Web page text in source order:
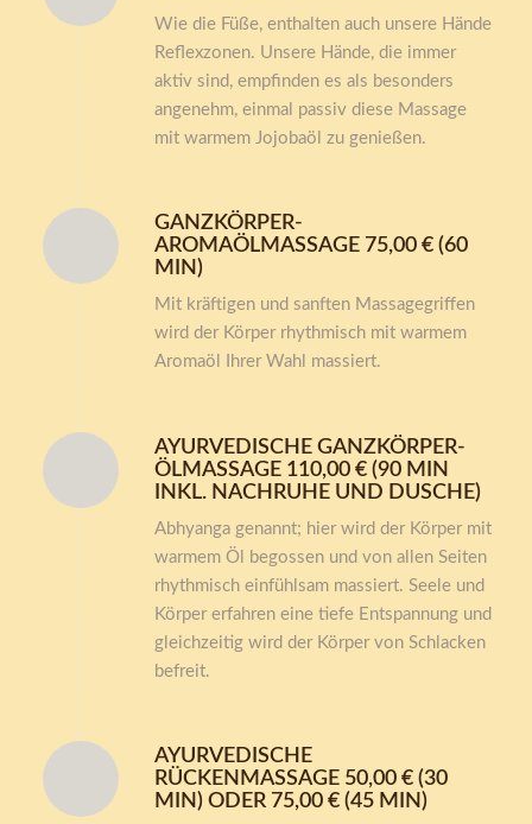
Wie die Füße, enthalten auch unsere Hände
Reflexzonen. Unsere Hände, die immer
aktiv sind, empfinden es als besonders
angenehm, einmal passiv diese Massage
mit warmem Jojobaöl zu genießen.
GANZKÖRPER-
AROMAÖLMASSAGE 75,00 € (60
MIN)
Mit kräftigen und sanften Massagegriffen
wird der Körper rhythmisch mit warmem
Aromaöl Ihrer Wahl massiert.
AYURVEDISCHE GANZKÖRPER-
ÖLMASSAGE 110,00 € (90 MIN
INKL. NACHRUHE UND DUSCHE)
Abhyanga genannt; hier wird der Körper mit
warmem Öl begossen und von allen Seiten
rhythmisch einfühlsam massiert. Seele und
Körper erfahren eine tiefe Entspannung und
gleichzeitig wird der Körper von Schlacken
befreit.
AYURVEDISCHE
RÜCKENMASSAGE 50,00 € (30
MIN) ODER 75,00 € (45 MIN)